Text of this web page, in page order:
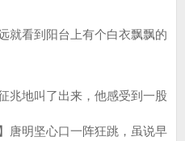
看到阳台上有个白衣飘飘的
地叫了出来，他感受到一股
唐明坚心口一阵狂跳，虽说早